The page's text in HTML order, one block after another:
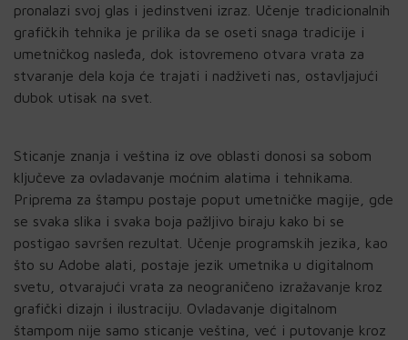
pronalazi svoj glas i jedinstveni izraz. Učenje tradicionalnih
grafičkih tehnika je prilika da se oseti snaga tradicije i
umetničkog nasleđa, dok istovremeno otvara vrata za
stvaranje dela koja će trajati i nadživeti nas, ostavljajući
dubok utisak na svet.
Sticanje znanja i veština iz ove oblasti donosi sa sobom
ključeve za ovladavanje moćnim alatima i tehnikama.
Priprema za štampu postaje poput umetničke magije, gde
se svaka slika i svaka boja pažljivo biraju kako bi se
postigao savršen rezultat. Učenje programskih jezika, kao
što su Adobe alati, postaje jezik umetnika u digitalnom
svetu, otvarajući vrata za neograničeno izražavanje kroz
grafički dizajn i ilustraciju. Ovladavanje digitalnom
štampom nije samo sticanje veština, već i putovanje kroz